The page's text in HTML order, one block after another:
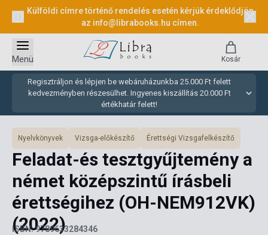
Külföldi címre történő rendelés esetén kérjük érdeklődjön
az info@librabooks.hu címen.
Regisztráljon és lépjen be webáruházunkba 25.000 Ft felett
kedvezményben részesülhet. Ingyenes kiszállítás 20.000 Ft
értékhatár felett!
Menü Kosár
Nyelvkönyvek Vizsga-előkészítő Érettségi Vizsgafelkészítő
Feladat-és tesztgyűjtemény a
német középszintű írásbeli
érettségihez (OH-NEM912VK)
(2022)
ISBN: 9789633284346